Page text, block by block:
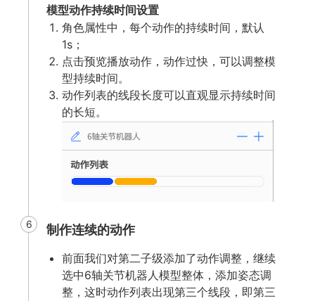
模型动作持续时间设置
角色属性中，每个动作的持续时间，默认
1s；
点击预览播放动作，动作过快，可以调整模
型持续时间。
动作列表的线段长度可以直观显示持续时间
的长短。
6 制作连续的动作
前面我们对第二子级添加了动作调整，继续
选中6轴关节机器人模型整体，添加姿态调
整，这时动作列表出现第三个线段，即第三